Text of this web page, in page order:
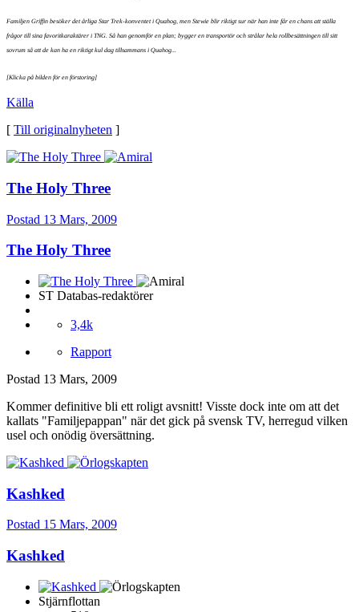
Familjen Griffin besöker det årliga Star Trek-konventet i Quahog, men Stewie blir riktigt sur när han inte får en chans att ställa
frågor till sina favoritkaraktärer i TNG. Så han genomför en plan; bygger en transportör och strålar hela rollbesättningen till sitt
sovrum så att de kan ha en riktigt kul dag tillsammans i Quahog...
[Klicka på bilden för en förstoring]
Källa
[ Till originalnyheten ]
The Holy Three
Postad 13 Mars, 2009
The Holy Three
ST Databas-redaktörer
3,4k
Rapport
Postad 13 Mars, 2009
Kommer definitive bli ett roligt avsnitt! Visste dock inte om att det
kallats "Familjepappan" när det gick på svensk TV, herregud vilken
usel och onödig översättning.
Kashked
Postad 15 Mars, 2009
Kashked
Stjärnflottan